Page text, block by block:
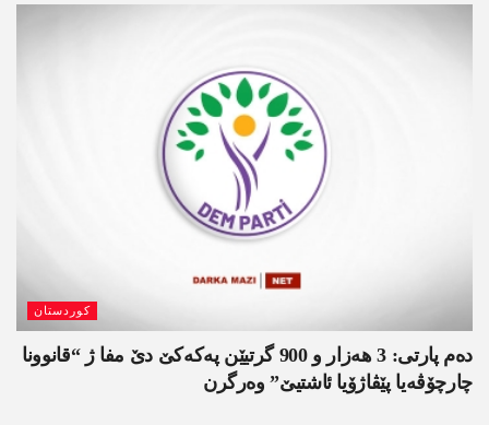
کوردستان
دەم پارتی: 3 ھەزار و 900 گرتیێن پەکەکێ دێ مفا ژ “قانوونا
چارچۆڤەیا پێڤاژۆیا ئاشتیێ” وەرگرن